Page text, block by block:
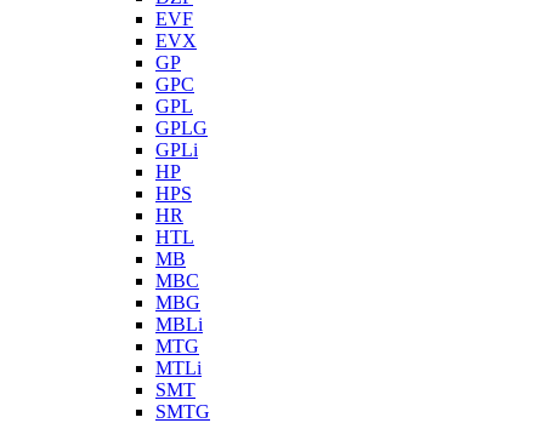
EVF
EVX
GP
GPC
GPL
GPLG
GPLi
HP
HPS
HR
HTL
MB
MBC
MBG
MBLi
MTG
MTLi
SMT
SMTG